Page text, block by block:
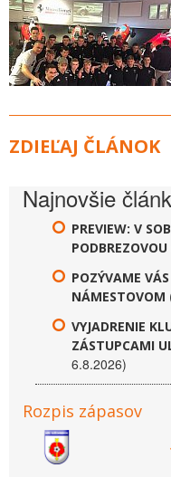
ZDIEĽAJ ČLÁNOK
Najnovšie
PREVIEW: V
PODBREZOVOU
POZÝVAME
NÁMESTOVOM
VYJADRENIE
ZÁSTUPCAMI
6.8.2026)
Rozpis zápasov